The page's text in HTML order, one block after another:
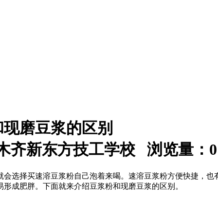
磨豆浆的区别
齐新东方技工学校 浏览量： 0
选择买速溶豆浆粉自己泡着来喝。速溶豆浆粉方便快捷，
成肥胖。下面就来介绍豆浆粉和现磨豆浆的区别。